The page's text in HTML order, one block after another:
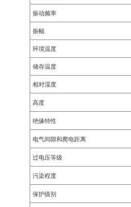
振动频率
振幅
环境温度
储存温度
相对湿度
高度
绝缘特性
电气间隙和爬电距离
过电压等级
污染程度
保护级别